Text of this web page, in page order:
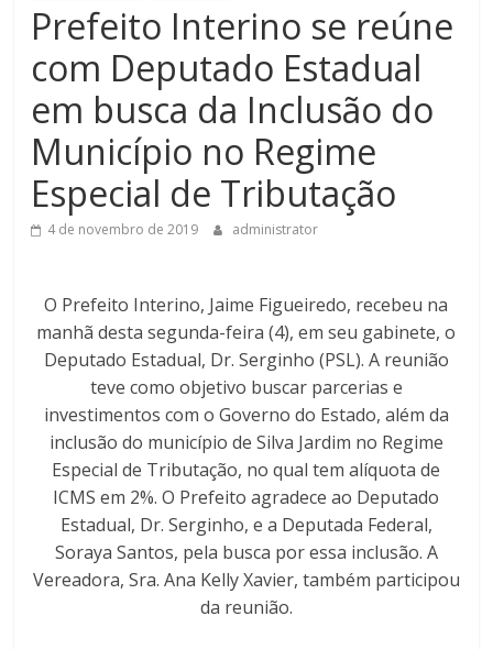
Prefeito Interino se reúne
com Deputado Estadual
em busca da Inclusão do
Município no Regime
Especial de Tributação
4 de novembro de 2019 administrator
O Prefeito Interino, Jaime Figueiredo, recebeu na
manhã desta segunda-feira (4), em seu gabinete, o
Deputado Estadual, Dr. Serginho (PSL). A reunião
teve como objetivo buscar parcerias e
investimentos com o Governo do Estado, além da
inclusão do município de Silva Jardim no Regime
Especial de Tributação, no qual tem alíquota de
ICMS em 2%. O Prefeito agradece ao Deputado
Estadual, Dr. Serginho, e a Deputada Federal,
Soraya Santos, pela busca por essa inclusão. A
Vereadora, Sra. Ana Kelly Xavier, também participou
da reunião.